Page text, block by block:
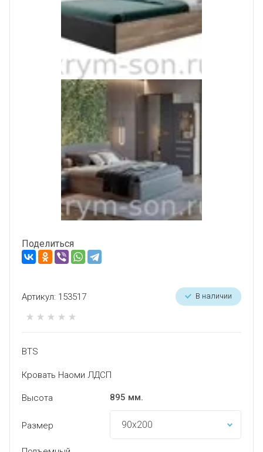
Поделиться
Артикул: 153517 В наличии
BTS
Кровать Наоми ЛДСП
Высота 895 мм.
Размер